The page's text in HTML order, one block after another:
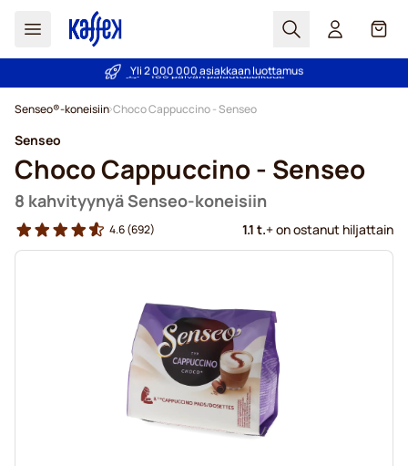
Haku Kori
Hintatakuu!
Yli 2 000 000 asiakkaan luottamus
Senseo®-koneisiin Choco Cappuccino - Senseo
Senseo
Choco Cappuccino - Senseo
8 kahvityynyä Senseo-koneisiin
4.6(692) 1.1 t.+ on ostanut hiljattain